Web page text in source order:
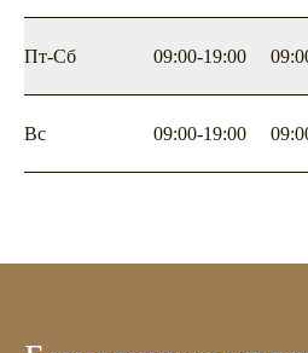
Пт-Сб 09:00-19:00
Вс 09:00-19:00